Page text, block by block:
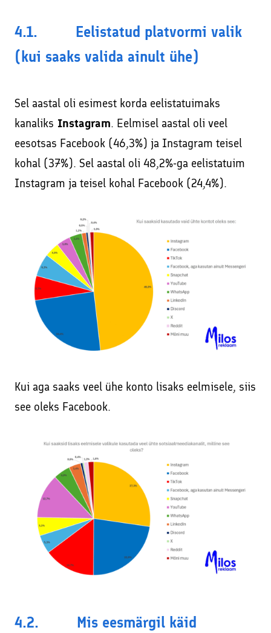
4.1. Eelistatud platvormi valik
(kui saaks valida ainult ühe)
Sel aastal oli esimest korda eelistatuimaks
kanaliks Instagram. Eelmisel aastal oli veel
eesotsas Facebook (46,3%) ja Instagram teisel
kohal (37%). Sel aastal oli 48,2%-ga eelistatuim
Instagram ja teisel kohal Facebook (24,4%).
Kui aga saaks veel ühe konto lisaks eelmisele, siis
see oleks Facebook.
4.2. Mis eesmärgil käid